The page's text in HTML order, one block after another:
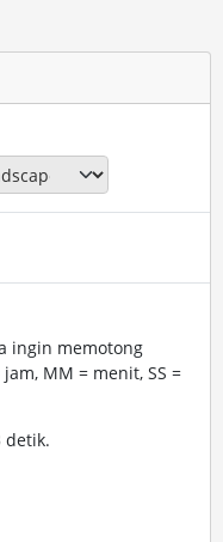
ingin memotong
MM = menit, SS =
detik.